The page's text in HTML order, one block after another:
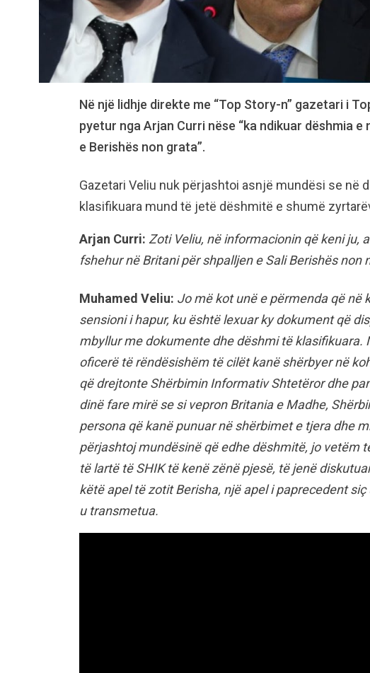
Në një lidhje direkte me “Top Story-n” gazetari i
pyetur nga Arjan Curri nëse “ka ndikuar dëshmia
e Berishës non grata”.
Gazetari Veliu nuk përjashtoi asnjë mundësi se në
klasifikuara mund të jetë dëshmitë e shumë
Arjan Curri: Zoti Veliu, në informacionin që keni ju,
fshehur në Britani për shpalljen e Sali Berishës
Muhamed Veliu: Jo më kot unë e përmenda që në
sensioni i hapur, ku është lexuar ky dokument që
mbyllur me dokumente dhe dëshmi të klasifikuara.
oficerë të rëndësishëm të cilët kanë shërbyer në
që drejtonte Shërbimin Informativ Shtetëror dhe
dinë fare mirë se si vepron Britania e Madhe,
persona që kanë punuar në shërbimet e tjera dhe
përjashtoj mundësinë që edhe dëshmitë, jo vetëm
të lartë të SHIK të kenë zënë pjesë, të jenë
këtë apel të zotit Berisha, një apel i paprecedent
u transmetua.